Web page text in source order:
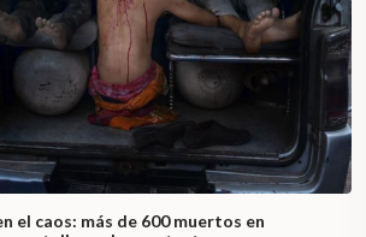
el caos: más de 600 muertos en